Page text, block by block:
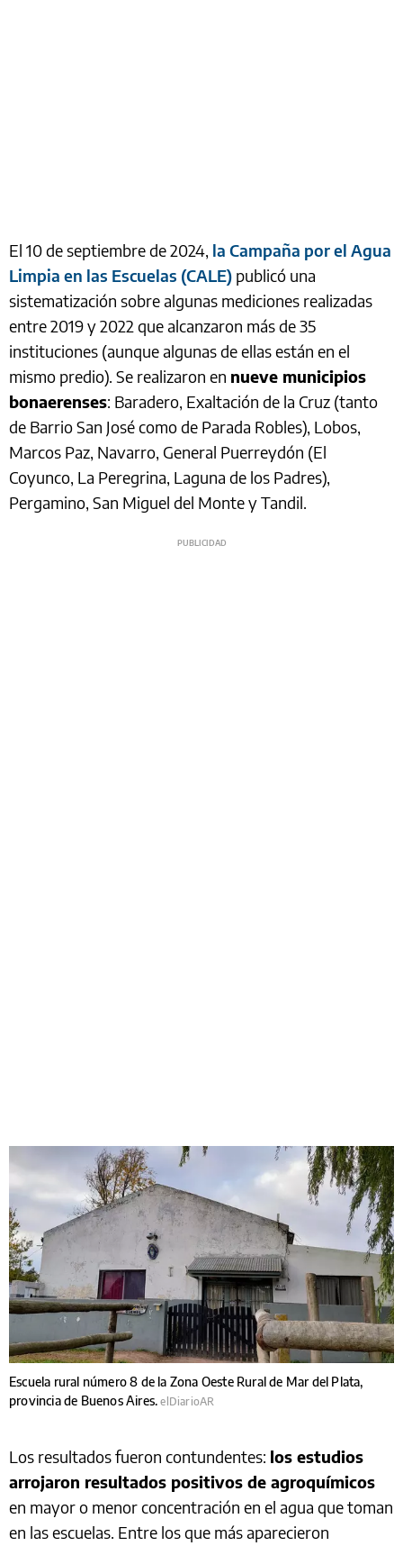
El 10 de septiembre de 2024, la Campaña por el Agua
Limpia en las Escuelas (CALE) publicó una
sistematización sobre algunas mediciones realizadas
entre 2019 y 2022 que alcanzaron más de 35
instituciones (aunque algunas de ellas están en el
mismo predio). Se realizaron en nueve municipios
bonaerenses: Baradero, Exaltación de la Cruz (tanto
de Barrio San José como de Parada Robles), Lobos,
Marcos Paz, Navarro, General Puerreydón (El
Coyunco, La Peregrina, Laguna de los Padres),
Pergamino, San Miguel del Monte y Tandil.
Escuela rural número 8 de la Zona Oeste Rural de Mar del Plata,
provincia de Buenos Aires.elDiarioAR
Los resultados fueron contundentes: los estudios
arrojaron resultados positivos de agroquímicos
en mayor o menor concentración en el agua que toman
en las escuelas. Entre los que más aparecieron